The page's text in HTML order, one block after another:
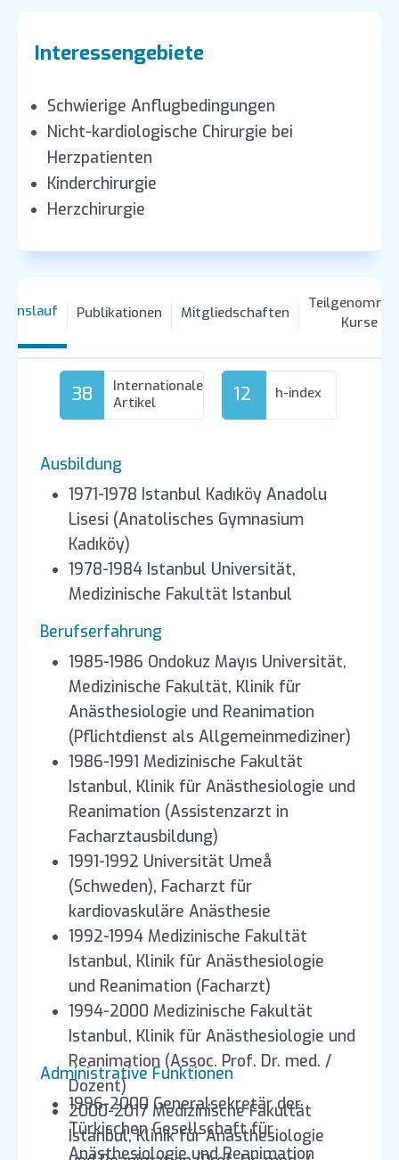
Interessengebiete
Schwierige Anflugbedingungen
Nicht-kardiologische Chirurgie bei
Herzpatienten
Kinderchirurgie
Herzchirurgie
Publikationen Mitgliedschaften
Kurse
38
Internationale
Artikel
12 h-index
Ausbildung
1971-1978 Istanbul Kadıköy Anadolu
Lisesi (Anatolisches Gymnasium
Kadıköy)
1978-1984 Istanbul Universität,
Medizinische Fakultät Istanbul
Berufserfahrung
1985-1986 Ondokuz Mayıs Universität,
Medizinische Fakultät, Klinik für
Anästhesiologie und Reanimation
(Pflichtdienst als Allgemeinmediziner)
1986-1991 Medizinische Fakultät
Istanbul, Klinik für Anästhesiologie und
Reanimation (Assistenzarzt in
Facharztausbildung)
1991-1992 Universität Umeå
(Schweden), Facharzt für
kardiovaskuläre Anästhesie
1992-1994 Medizinische Fakultät
Istanbul, Klinik für Anästhesiologie
und Reanimation (Facharzt)
1994-2000 Medizinische Fakultät
Istanbul, Klinik für Anästhesiologie und
Reanimation (Assoc. Prof. Dr. med. /
Dozent)
2000-2017 Medizinische Fakultät
Istanbul, Klinik für Anästhesiologie
Administrative Funktionen
1996-2000 Generalsekretär der
Türkischen Gesellschaft für
Anästhesiologie und Reanimation